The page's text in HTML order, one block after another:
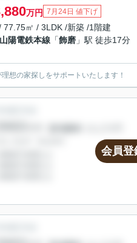
万円 7月24日 値下げ
77.75㎡ / 3LDK /新築 /1階建
山陽電鉄本線 「飾磨 」駅 徒歩17分
想の家探しをサポートいたします！
会員登